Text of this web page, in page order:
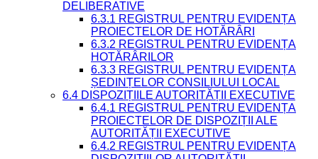
DELIBERATIVE
6.3.1 REGISTRUL PENTRU EVIDENȚA
PROIECTELOR DE HOTĂRÂRI
6.3.2 REGISTRUL PENTRU EVIDENȚA
HOTĂRÂRILOR
6.3.3 REGISTRUL PENTRU EVIDENȚA
ȘEDINȚELOR CONSILIULUI LOCAL
6.4 DISPOZIȚIILE AUTORITĂȚII EXECUTIVE
6.4.1 REGISTRUL PENTRU EVIDENȚA
PROIECTELOR DE DISPOZIȚII ALE
AUTORITĂȚII EXECUTIVE
6.4.2 REGISTRUL PENTRU EVIDENȚA